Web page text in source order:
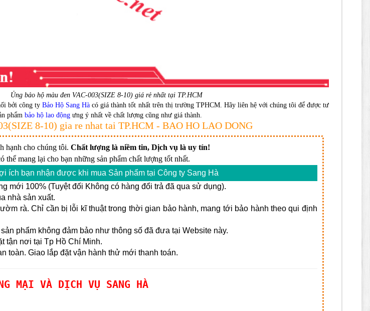
Ủng bảo hộ màu đen VAC-003(SIZE 8-10) giá rẻ nhất tại TP.HCM
bởi công tyBảo Hộ Sang Hà có giá thành tốt nhất trên thị trường TPHCM. Hãy liên hệ với chúng tôi để được tư
phẩm bảo hộ lao động ưng ý nhất về chất lượng cũng như giá thành.
8-10) gia re nhat tai TP.HCM - BAO HO LAO DONG
hạnh cho chúng tôi. Chất lượng là niềm tin, Dịch vụ là uy tín!
thể mang lại cho bạn những sản phẩm chất lượng tốt nhất.
ích bạn nhận được khi mua Sản phẩm tại Công ty Sang Hà
mới 100% (Tuyệt đối Không có hàng đổi trả đã qua sử dụng).
nhà sản xuất.
rà. Chỉ cần bị lỗi kĩ thuật trong thời gian bảo hành, mang tới bảo hành theo qui định
phẩm không đảm bảo như thông số đã đưa tại Website này.
tận nơi tại Tp Hồ Chí Minh.
toàn. Giao lắp đặt vận hành thử mới thanh toán.
MẠI VÀ DỊCH VỤ SANG HÀ